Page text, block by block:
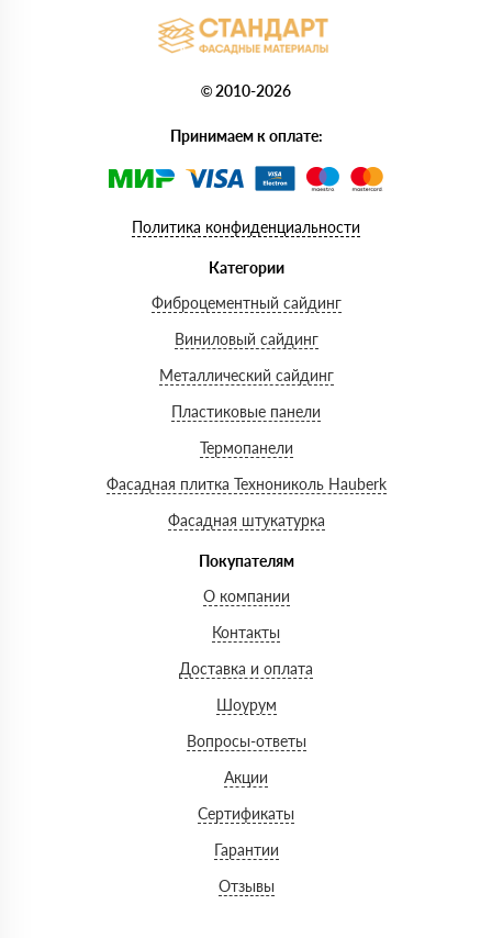
© 2010-2026
Принимаем к оплате:
Политика конфиденциальности
Категории
Фиброцементный сайдинг
Виниловый сайдинг
Металлический сайдинг
Пластиковые панели
Термопанели
Фасадная плитка Технониколь Hauberk
Фасадная штукатурка
Покупателям
О компании
Контакты
Доставка и оплата
Шоурум
Вопросы-ответы
Акции
Сертификаты
Гарантии
Отзывы